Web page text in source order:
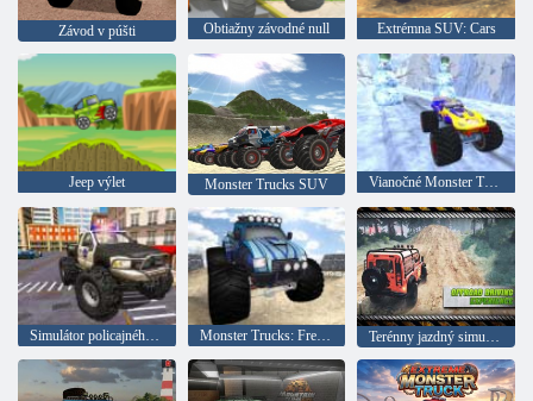
Závod v púšti Obtiažny závodné null Extrémna SUV: Cars
Jeep výlet Monster Trucks SUV Vianočné Monster Truck
Simulátor policajného nákladného vozidla Monster Trucks: Freestyle Terénny jazdný simulátor jezu Prado